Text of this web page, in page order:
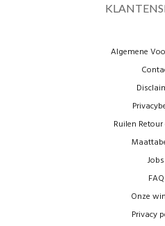
Algemene
Ruilen
Jobs
FAQ
Onze
Privacy